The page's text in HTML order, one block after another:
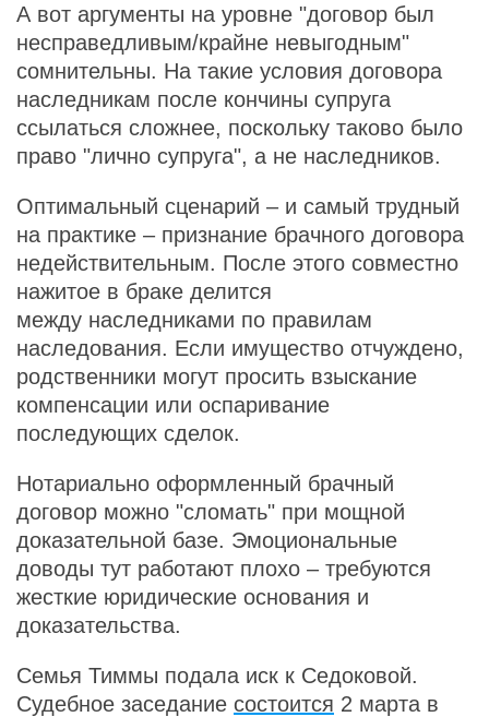
А вот аргументы на уровне "договор был
несправедливым/крайне невыгодным"
сомнительны. На такие условия договора
наследникам после кончины супруга
ссылаться сложнее, поскольку таково было
право "лично супруга", а не наследников.
Оптимальный сценарий – и самый трудный
на практике – признание брачного договора
недействительным. После этого совместно
нажитое в браке делится
между наследниками по правилам
наследования. Если имущество отчуждено,
родственники могут просить взыскание
компенсации или оспаривание
последующих сделок.
Нотариально оформленный брачный
договор можно "сломать" при мощной
доказательной базе. Эмоциональные
доводы тут работают плохо – требуются
жесткие юридические основания и
доказательства.
Семья Тиммы подала иск к Седоковой.
Судебное заседание состоится 2 марта в